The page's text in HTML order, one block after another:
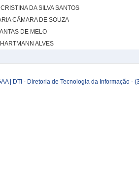
DA SILVA SANTOS
CÂMARA DE SOUZA
DE MELO
ALVES
| DTI - Diretoria de Tecnologia da Informação